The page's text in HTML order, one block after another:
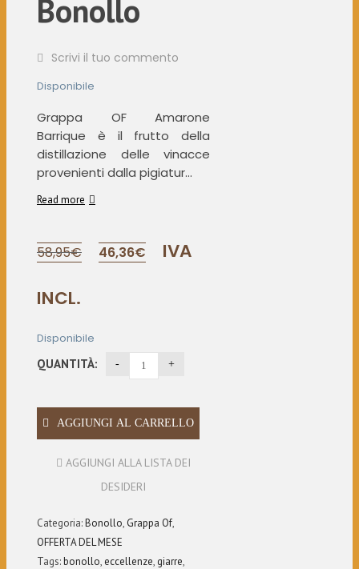
Bonollo
Scrivi il tuo commento
Disponibile
Grappa OF Amarone
Barrique è il frutto della
distillazione delle vinacce
provenienti dalla pigiatur...
Read more
58,95€
Il
prezzo
58,95€.
46,36€
46,36€.
IVA
INCL.
Disponibile
QUANTITÀ:
AGGIUNGI AL CARRELLO
AGGIUNGI ALLA LISTA DEI
DESIDERI
Categoria:Bonollo, Grappa Of,
OFFERTA DEL MESE
Tags:bonollo, eccellenze, giarre,